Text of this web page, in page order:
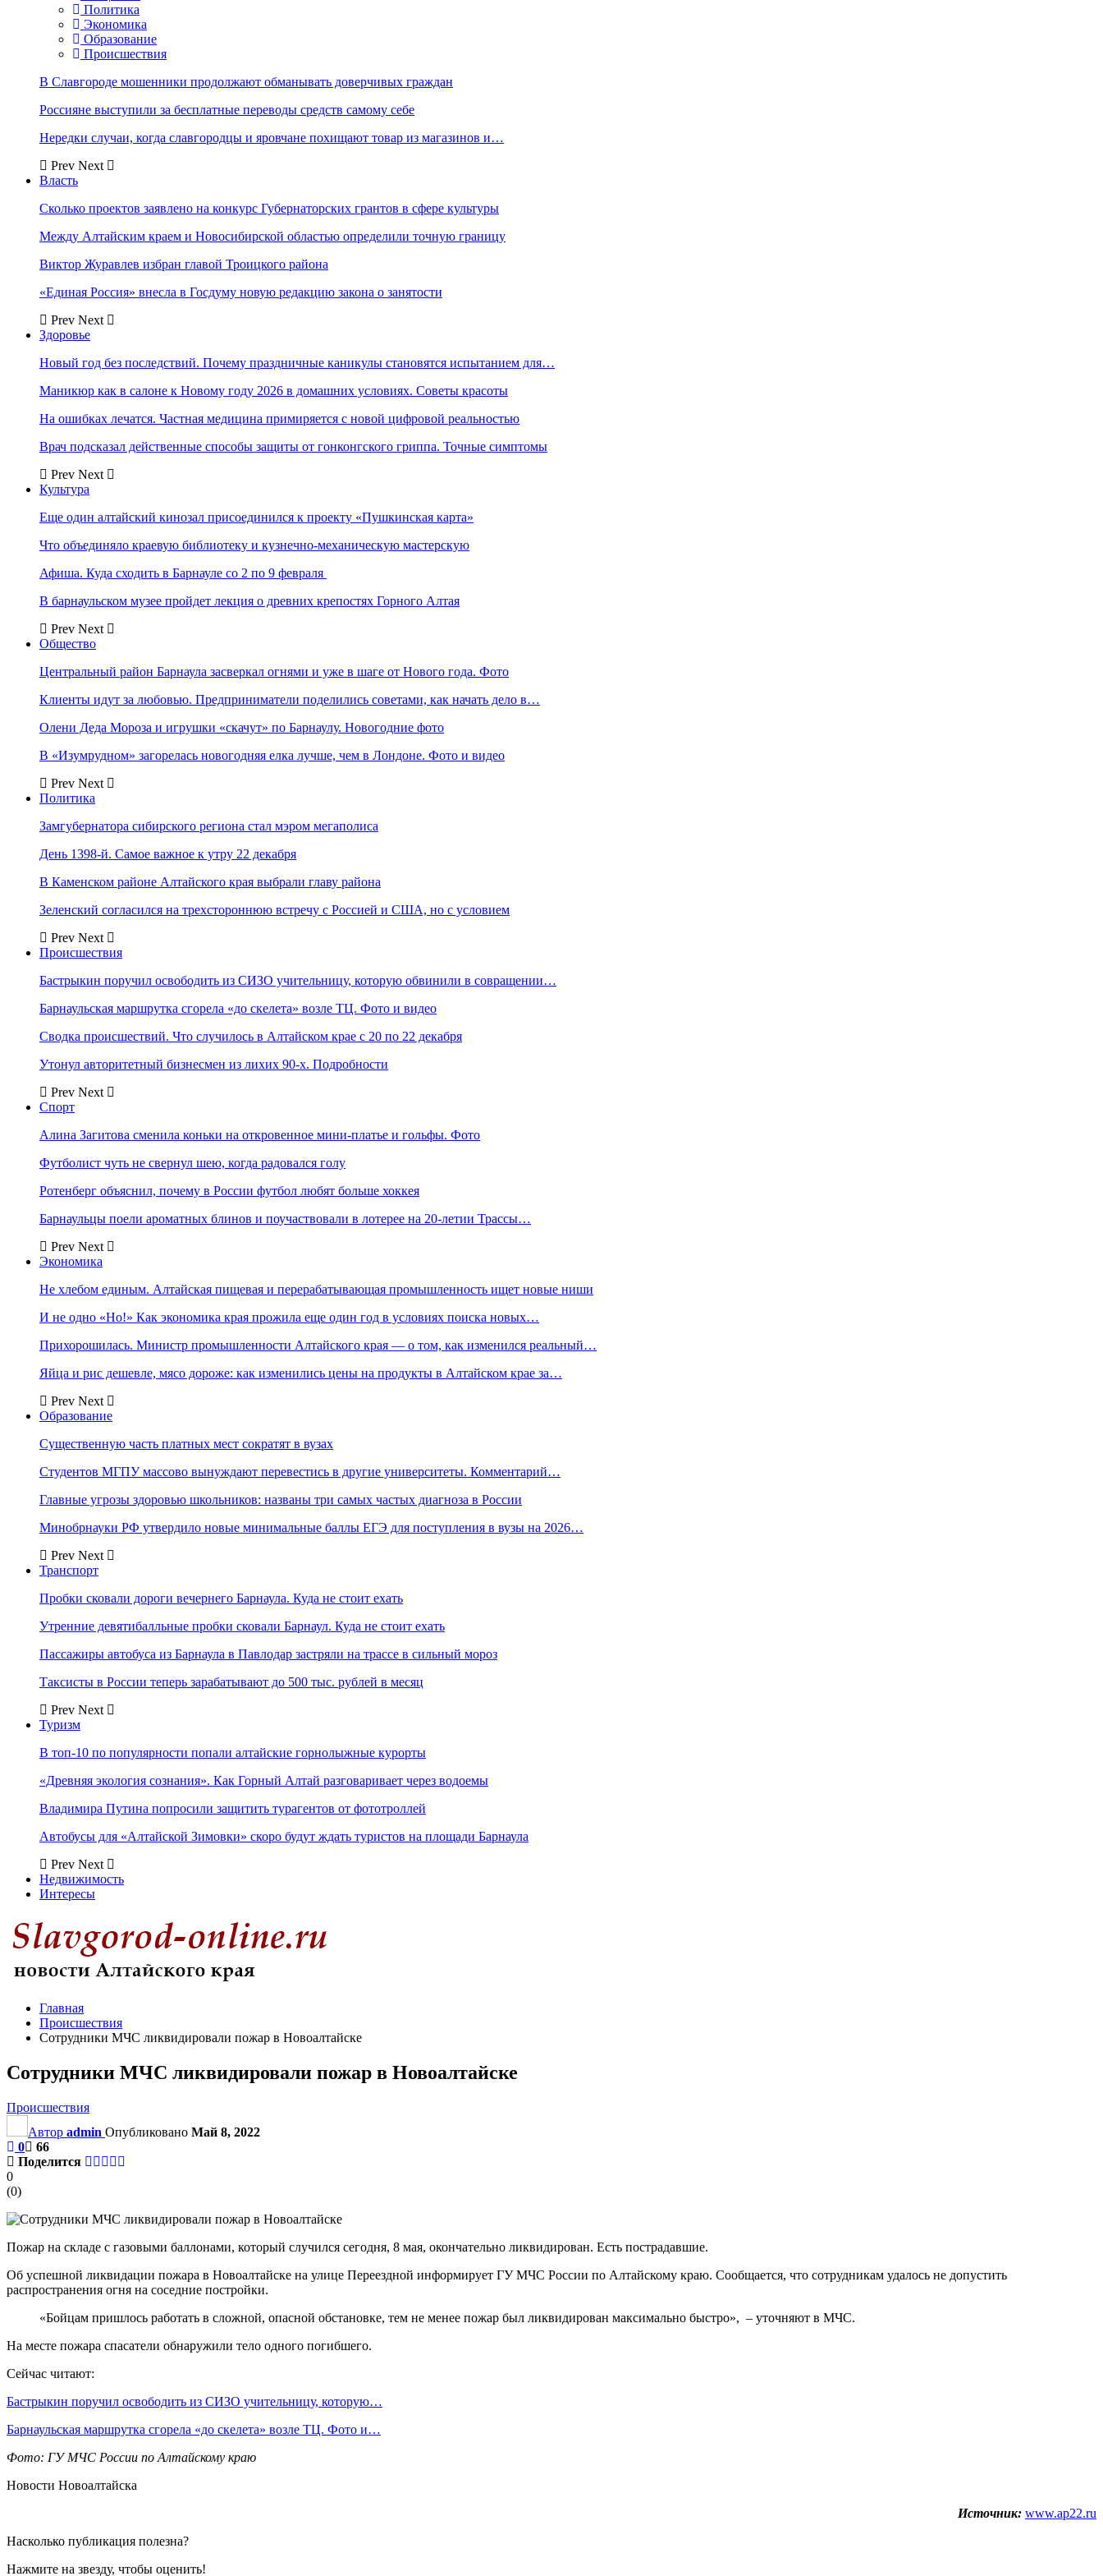
Политика
Экономика
Образование
Происшествия
В Славгороде мошенники продолжают обманывать доверчивых граждан
Россияне выступили за бесплатные переводы средств самому себе
Нередки случаи, когда славгородцы и яровчане похищают товар из магазинов и…
Prev Next
Власть
Сколько проектов заявлено на конкурс Губернаторских грантов в сфере культуры
Между Алтайским краем и Новосибирской областью определили точную границу
Виктор Журавлев избран главой Троицкого района
«Единая Россия» внесла в Госдуму новую редакцию закона о занятости
Prev Next
Здоровье
Новый год без последствий. Почему праздничные каникулы становятся испытанием для…
Маникюр как в салоне к Новому году 2026 в домашних условиях. Советы красоты
На ошибках лечатся. Частная медицина примиряется с новой цифровой реальностью
Врач подсказал действенные способы защиты от гонконгского гриппа. Точные симптомы
Prev Next
Культура
Еще один алтайский кинозал присоединился к проекту «Пушкинская карта»
Что объединяло краевую библиотеку и кузнечно-механическую мастерскую
Афиша. Куда сходить в Барнауле со 2 по 9 февраля
В барнаульском музее пройдет лекция о древних крепостях Горного Алтая
Prev Next
Общество
Центральный район Барнаула засверкал огнями и уже в шаге от Нового года. Фото
Клиенты идут за любовью. Предприниматели поделились советами, как начать дело в…
Олени Деда Мороза и игрушки «скачут» по Барнаулу. Новогодние фото
В «Изумрудном» загорелась новогодняя елка лучше, чем в Лондоне. Фото и видео
Prev Next
Политика
Замгубернатора сибирского региона стал мэром мегаполиса
День 1398-й. Самое важное к утру 22 декабря
В Каменском районе Алтайского края выбрали главу района
Зеленский согласился на трехстороннюю встречу с Россией и США, но с условием
Prev Next
Происшествия
Бастрыкин поручил освободить из СИЗО учительницу, которую обвинили в совращении…
Барнаульская маршрутка сгорела «до скелета» возле ТЦ. Фото и видео
Сводка происшествий. Что случилось в Алтайском крае с 20 по 22 декабря
Утонул авторитетный бизнесмен из лихих 90-х. Подробности
Prev Next
Спорт
Алина Загитова сменила коньки на откровенное мини-платье и гольфы. Фото
Футболист чуть не свернул шею, когда радовался голу
Ротенберг объяснил, почему в России футбол любят больше хоккея
Барнаульцы поели ароматных блинов и поучаствовали в лотерее на 20-летии Трассы…
Prev Next
Экономика
Не хлебом единым. Алтайская пищевая и перерабатывающая промышленность ищет новые ниши
И не одно «Но!» Как экономика края прожила еще один год в условиях поиска новых…
Прихорошилась. Министр промышленности Алтайского края — о том, как изменился реальный…
Яйца и рис дешевле, мясо дороже: как изменились цены на продукты в Алтайском крае за…
Prev Next
Образование
Существенную часть платных мест сократят в вузах
Студентов МГПУ массово вынуждают перевестись в другие университеты. Комментарий…
Главные угрозы здоровью школьников: названы три самых частых диагноза в России
Минобрнауки РФ утвердило новые минимальные баллы ЕГЭ для поступления в вузы на 2026…
Prev Next
Транспорт
Пробки сковали дороги вечернего Барнаула. Куда не стоит ехать
Утренние девятибалльные пробки сковали Барнаул. Куда не стоит ехать
Пассажиры автобуса из Барнаула в Павлодар застряли на трассе в сильный мороз
Таксисты в России теперь зарабатывают до 500 тыс. рублей в месяц
Prev Next
Туризм
В топ-10 по популярности попали алтайские горнолыжные курорты
«Древняя экология сознания». Как Горный Алтай разговаривает через водоемы
Владимира Путина попросили защитить турагентов от фототроллей
Автобусы для «Алтайской Зимовки» скоро будут ждать туристов на площади Барнаула
Prev Next
Недвижимость
Интересы
Главная
Происшествия
Сотрудники МЧС ликвидировали пожар в Новоалтайске
Сотрудники МЧС ликвидировали пожар в Новоалтайске
Происшествия
Автор admin Опубликовано Май 8, 2022
0
66
Поделится
0
(0)
Пожар на складе с газовыми баллонами, который случился сегодня, 8 мая, окончательно ликвидирован. Есть пострадавшие.
Об успешной ликвидации пожара в Новоалтайске на улице Переездной информирует ГУ МЧС России по Алтайскому краю. Сообщается, что сотрудникам удалось не допустить
распространения огня на соседние постройки.
«Бойцам пришлось работать в сложной, опасной обстановке, тем не менее пожар был ликвидирован максимально быстро», – уточняют в МЧС.
На месте пожара спасатели обнаружили тело одного погибшего.
Сейчас читают:
Бастрыкин поручил освободить из СИЗО учительницу, которую…
Барнаульская маршрутка сгорела «до скелета» возле ТЦ. Фото и…
Фото: ГУ МЧС России по Алтайскому краю
Новости Новоалтайска
Источник: www.ap22.ru
Насколько публикация полезна?
Нажмите на звезду, чтобы оценить!